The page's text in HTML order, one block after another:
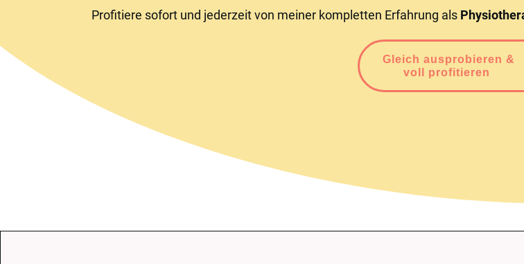
Profitiere sofort und jederzeit von meiner kompletten Erfahrung als
Gleich ausprobieren &
voll profitieren